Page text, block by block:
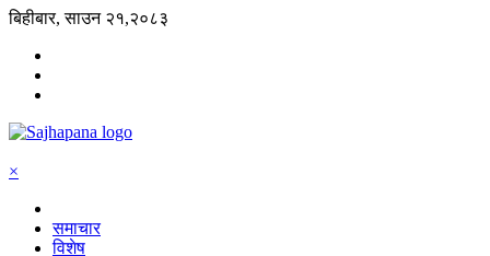
बिहीबार, साउन २१,२०८३
×
समाचार
विशेष